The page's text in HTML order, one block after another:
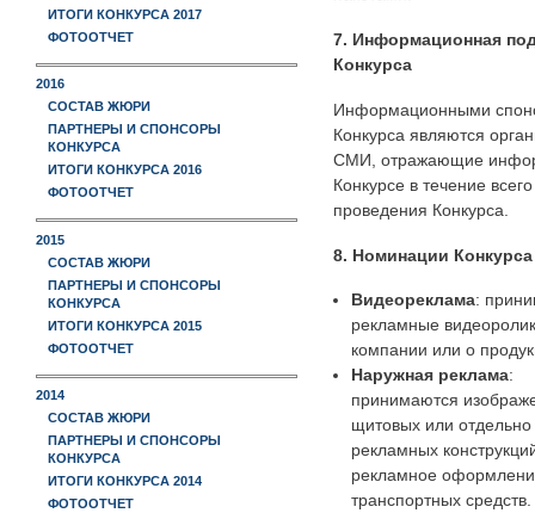
ИТОГИ КОНКУРСА 2017
ФОТООТЧЕТ
2016
СОСТАВ ЖЮРИ
ПАРТНЕРЫ И СПОНСОРЫ
КОНКУРСА
ИТОГИ КОНКУРСА 2016
ФОТООТЧЕТ
2015
СОСТАВ ЖЮРИ
ПАРТНЕРЫ И СПОНСОРЫ
КОНКУРСА
ИТОГИ КОНКУРСА 2015
ФОТООТЧЕТ
2014
СОСТАВ ЖЮРИ
ПАРТНЕРЫ И СПОНСОРЫ
КОНКУРСА
ИТОГИ КОНКУРСА 2014
ФОТООТЧЕТ
7. Информационная
Конкурса
Информационными
Конкурса являются
СМИ, отражающие
Конкурсе в течение
проведения Конкурса.
8. Номинации Конкурса
Видеореклама:
рекламные
компании или о
Наружная реклама:
принимаются
щитовых или
рекламных
рекламное
транспортных средств.